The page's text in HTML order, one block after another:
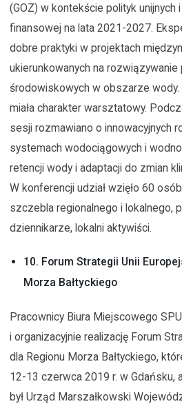
(GOZ) w kontekście polityk
finansowej na lata 2021-2027.
dobre praktyki w projektach
ukierunkowanych na
środowiskowych w obszarze
miała charakter warsztatowy.
sesji rozmawiano o innowacyjnych
systemach wodociągowych i
retencji wody i adaptacji do zmian
W konferencji udział wzięło 60
szczebla regionalnego i lokalnego,
dziennikarze, lokalni aktywiści.
10. Forum Strategii Unii
Morza Bałtyckiego
Pracownicy Biura Miejscowego
i organizacyjnie realizację Forum
dla Regionu Morza Bałtyckiego,
12-13 czerwca 2019 r. w Gdańsku,
był Urząd Marszałkowski